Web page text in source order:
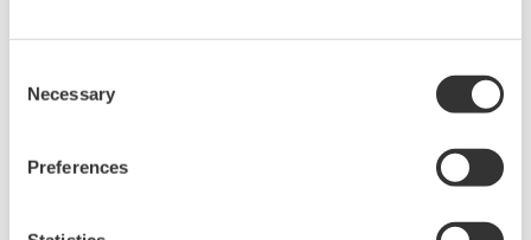
Selection
Necessary
Preferences